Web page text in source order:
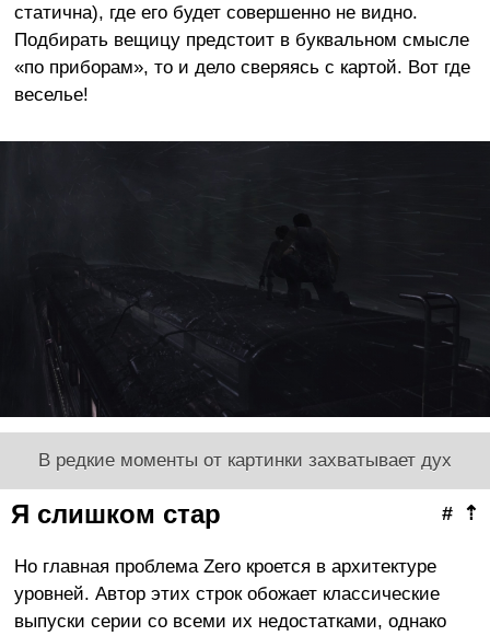
статична), где его будет совершенно не видно.
Подбирать вещицу предстоит в буквальном смысле
«по приборам», то и дело сверяясь с картой. Вот где
веселье!
В редкие моменты от картинки захватывает дух
⇡
#
Я слишком стар
Но главная проблема Zero кроется в архитектуре
уровней. Автор этих строк обожает классические
выпуски серии со всеми их недостатками, однако